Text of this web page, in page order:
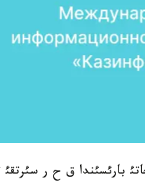
بارئسئندا ق ح ر